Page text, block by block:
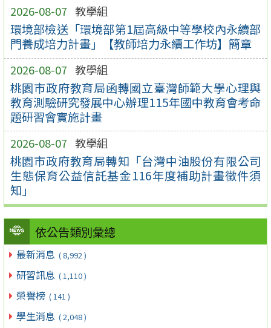
2026-08-07 教學組
環境部檢送「環境部第1屆高級中等學校內永續部
門養成培力計畫」【教師培力永續工作坊】簡章
2026-08-07 教學組
桃園市政府教育局函轉國立臺灣師範大學心理與
教育測驗研究發展中心辦理115年國中教育會考命
題研習會實施計畫
2026-08-07 教學組
桃園市政府教育局轉知「台灣中油股份有限公司
生態保育公益信託基金116年度補助計畫徵件須
知」
依公告類別彙總
最新消息 ( 8,992 )
研習訊息 ( 1,110 )
榮譽榜 ( 141 )
學生消息 ( 2,048 )